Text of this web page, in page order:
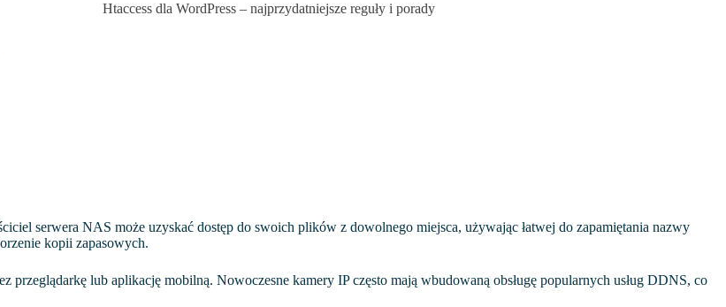
Htaccess dla WordPress – najprzydatniejsze reguły i porady
serwera NAS może uzyskać dostęp do swoich plików z dowolnego miejsca, używając łatwej do zapamiętania nazwy
kopii zapasowych.
przeglądarkę lub aplikację mobilną. Nowoczesne kamery IP często mają wbudowaną obsługę popularnych usług DDNS, co